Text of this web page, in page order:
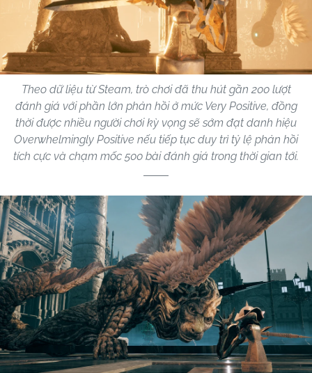
Theo dữ liệu từ Steam, trò chơi đã thu hút gần 200 lượt
đánh giá với phần lớn phản hồi ở mức Very Positive, đồng
thời được nhiều người chơi kỳ vọng sẽ sớm đạt danh hiệu
Overwhelmingly Positive nếu tiếp tục duy trì tỷ lệ phản hồi
tích cực và chạm mốc 500 bài đánh giá trong thời gian tới.